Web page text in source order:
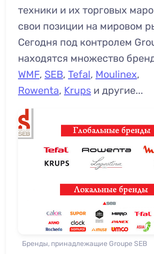
техники и их торговых
свои позиции на мировом
Сегодня под контролем
находятся множество
WMF, SEB, Tefal, Moulinex,
Rowenta, Krups и другие...
Бренды, принадлежащие Groupe SEB